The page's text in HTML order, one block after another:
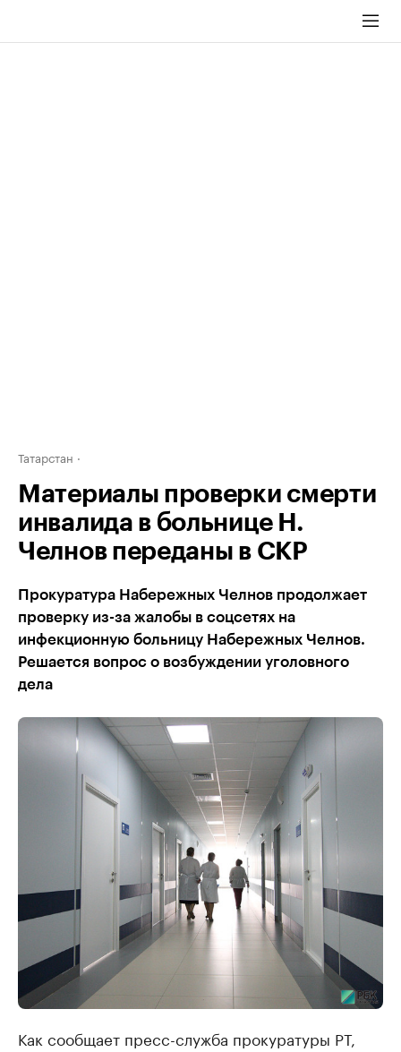
Татарстан
Материалы проверки смерти
инвалида в больнице Н.
Челнов переданы в СКР
Прокуратура Набережных Челнов продолжает
проверку из-за жалобы в соцсетях на
инфекционную больницу Набережных Челнов.
Решается вопрос о возбуждении уголовного
дела
Как сообщает пресс-служба прокуратуры РТ,